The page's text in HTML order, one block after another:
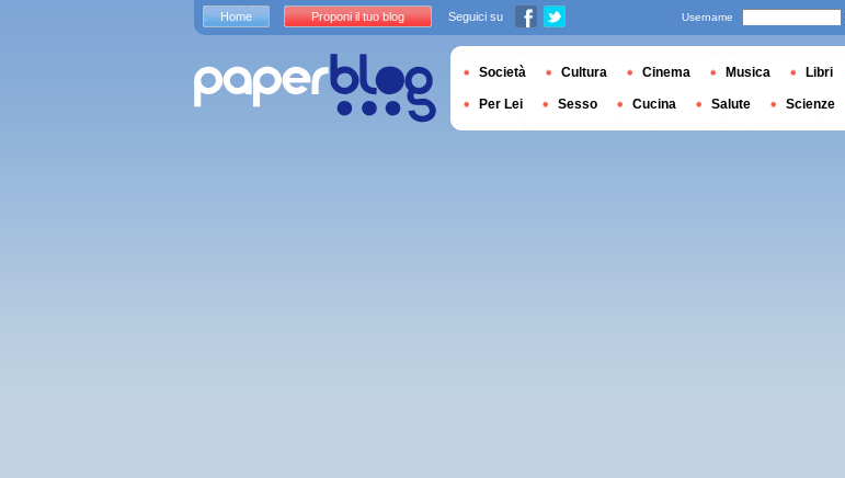
Home Proponi il tuo blog Seguici su Username
Società Cultura Cinema Musica Libri
Per Lei Sesso Cucina Salute Scienze